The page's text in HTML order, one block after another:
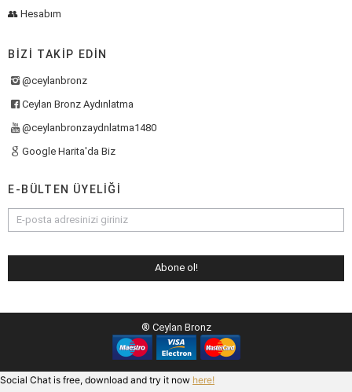
👥 Hesabım
BIZI TAKIP EDIN
@ceylanbronz
Ceylan Bronz Aydınlatma
@ceylanbronzaydnlatma1480
Google Harita'da Biz
E-BÜLTEN ÜYELIĞI
® Ceylan Bronz
Social Chat is free, download and try it now here!